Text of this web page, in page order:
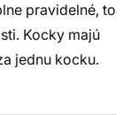
pravidelné, to
Kocky majú
jednu kocku.